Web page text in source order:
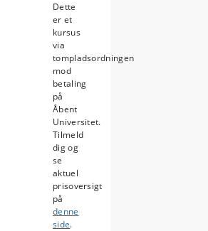
Dette
er et
kursus
via
tompladsordningen
mod
betaling
på
Åbent
Universitet.
Tilmeld
dig og
se
aktuel
prisoversigt
på
denne
side.